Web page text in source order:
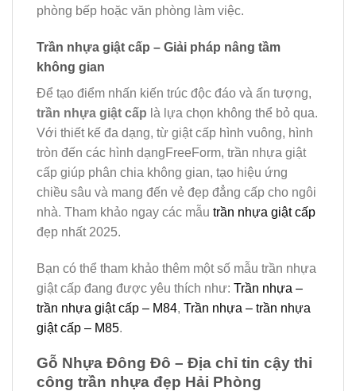
phòng bếp hoặc văn phòng làm việc.
Trần nhựa giật cấp – Giải pháp nâng tầm
không gian
Để tạo điểm nhấn kiến trúc độc đáo và ấn tượng,
trần nhựa giật cấp là lựa chọn không thể bỏ qua.
Với thiết kế đa dạng, từ giật cấp hình vuông, hình
tròn đến các hình dạngFreeForm, trần nhựa giật
cấp giúp phân chia không gian, tạo hiệu ứng
chiều sâu và mang đến vẻ đẹp đẳng cấp cho ngôi
nhà. Tham khảo ngay các mẫu trần nhựa giật cấp
đẹp nhất 2025.
Bạn có thể tham khảo thêm một số mẫu trần nhựa
giật cấp đang được yêu thích như: Trần nhựa –
trần nhựa giật cấp – M84, Trần nhựa – trần nhựa
giật cấp – M85.
Gỗ Nhựa Đông Đô – Địa chỉ tin cậy thi
công trần nhựa đẹp Hải Phòng